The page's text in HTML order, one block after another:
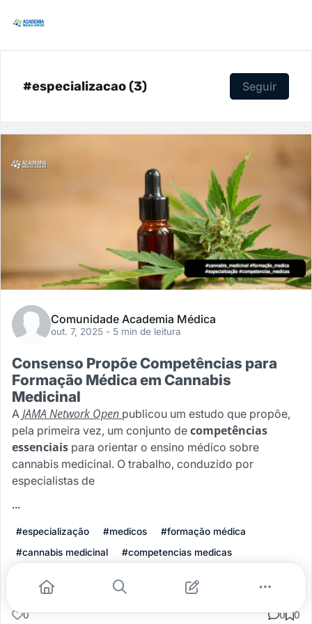
#especializacao (3) Seguir
Comunidade Academia Médica
out. 7, 2025 - 5 min de leitura
Consenso Propõe Competências para
Formação Médica em Cannabis
Medicinal
A JAMA Network Open publicou um estudo que propõe,
pela primeira vez, um conjunto de competências
essenciais para orientar o ensino médico sobre
cannabis medicinal. O trabalho, conduzido por
especialistas de
...
#especialização #medicos
#formação médica
#cannabis medicinal
#competencias medicas
Leia mais
0 0 0